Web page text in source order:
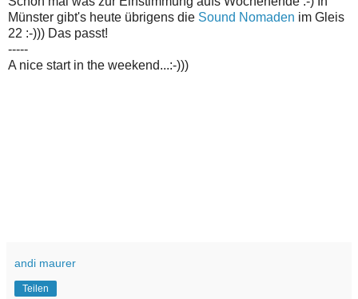
Münster gibt's heute übrigens die Sound Nomaden im Gleis
22 :-))) Das passt!
-----
A nice start in the weekend...:-)))
andi maurer
Teilen